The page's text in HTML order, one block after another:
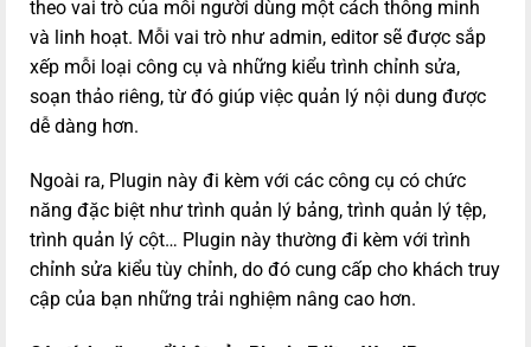
theo vai trò của mỗi người dùng một cách thông minh
và linh hoạt. Mỗi vai trò như admin, editor sẽ được sắp
xếp mỗi loại công cụ và những kiểu trình chỉnh sửa,
soạn thảo riêng, từ đó giúp việc quản lý nội dung được
dễ dàng hơn.
Ngoài ra, Plugin này đi kèm với các công cụ có chức
năng đặc biệt như trình quản lý bảng, trình quản lý tệp,
trình quản lý cột… Plugin này thường đi kèm với trình
chỉnh sửa kiểu tùy chỉnh, do đó cung cấp cho khách truy
cập của bạn những trải nghiệm nâng cao hơn.